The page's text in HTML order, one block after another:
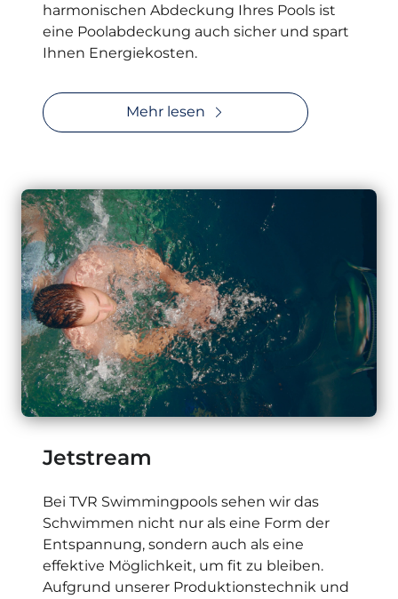
harmonischen Abdeckung Ihres Pools ist
eine Poolabdeckung auch sicher und spart
Ihnen Energiekosten.
Mehr lesen
Jetstream
Bei TVR Swimmingpools sehen wir das
Schwimmen nicht nur als eine Form der
Entspannung, sondern auch als eine
effektive Möglichkeit, um fit zu bleiben.
Aufgrund unserer Produktionstechnik und